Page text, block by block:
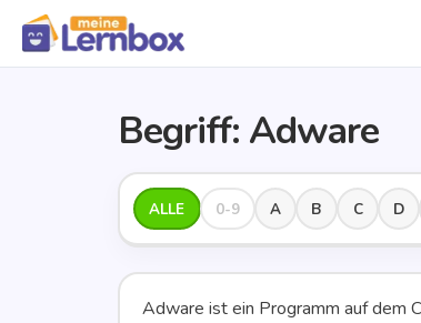
Begriff: Adware
ALLE 0-9 A B C D
Adware ist ein Pro­gramm auf dem